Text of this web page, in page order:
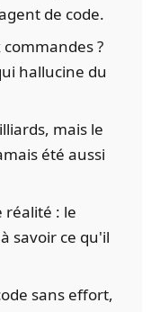
de code.
?
hallucine du
mais le
été aussi
réalité : le
savoir ce qu'il
sans effort,